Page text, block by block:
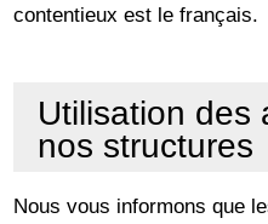
contentieux est le français.
Utilisation des
nos structures
Nous vous informons que